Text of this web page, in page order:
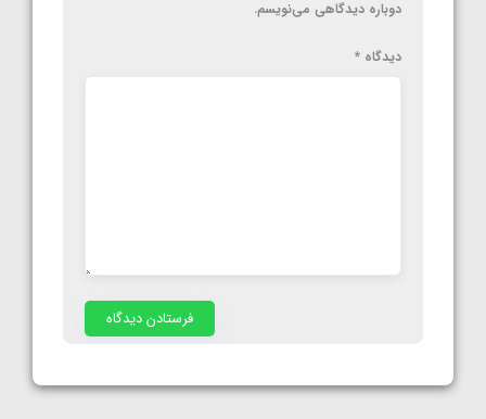
دوباره دیدگاهی می‌نویسم.
دیدگاه *